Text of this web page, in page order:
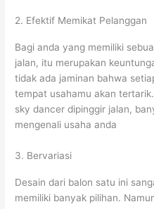
2. Efektif Memikat Pelanggan
Bagi anda yang memiliki
jalan, itu merupakan
tidak ada jaminan bahwa
tempat usahamu akan
sky dancer dipinggir jalan,
mengenali usaha anda
3. Bervariasi
Desain dari balon satu ini
memiliki banyak pilihan.